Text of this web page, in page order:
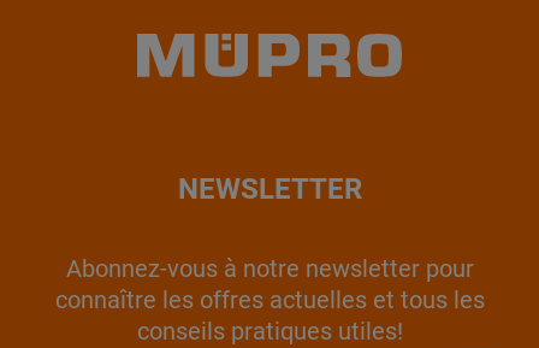
NEWSLETTER
Abonnez-vous à notre newsletter pour
connaître les offres actuelles et tous les
conseils pratiques utiles!